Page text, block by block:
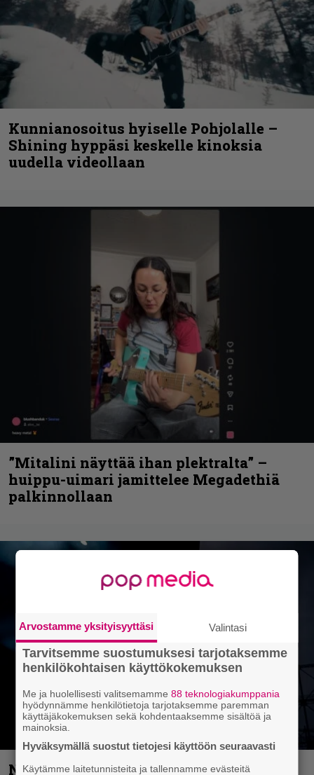
Kunnianosoitus hyiselle Pohjolalle –
Shining hyppäsi keskelle kinoksia
uudella videollaan
”Mitalini näyttää ihan plektralta” –
huippu-uimari jamittelee Megadethiä
palkinnollaan
Näin lähtee Ghostin Tobias Forgelta
Arvostamme yksityisyyttäsi Valintasi
Tarvitsemme suostumuksesi tarjotaksemme
henkilökohtaisen käyttökokemuksen
Me ja huolellisesti valitsemamme88 teknologiakumppania
hyödynnämme henkilötietoja tarjotaksemme paremman
käyttäjäkokemuksen sekä kohdentaaksemme sisältöä ja
mainoksia.
Hyväksymällä suostut tietojesi käyttöön seuraavasti
Käytämme laitetunnisteita ja tallennamme evästeitä